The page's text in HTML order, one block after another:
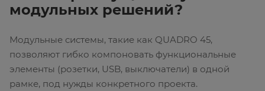
модульных решений?
Модульные системы, такие как QUADRO 45,
позволяют гибко компоновать функциональные
элементы (розетки, USB, выключатели) в одной
рамке, под нужды конкретного проекта.